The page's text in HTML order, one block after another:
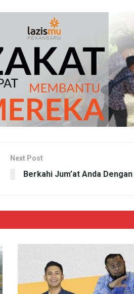
Next Post
Berkahi Jum’at Anda